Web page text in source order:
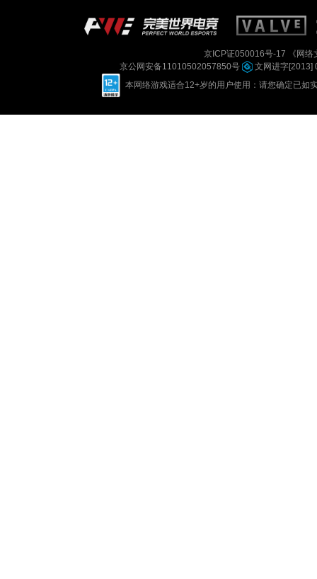
京ICP证050016号-17
《网
京公网安备11010502057850号
文网进字[2013]
本网络游戏适合12+岁的用户使用：请您确定已如